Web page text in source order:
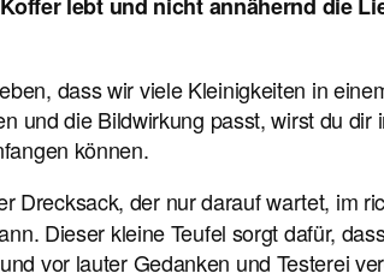
dass wir viele Kleinigkeiten in
und die Bildwirkung passt, wirst du dir
können.
Drecksack, der nur darauf wartet, im
Dieser kleine Teufel sorgt dafür,
vor lauter Gedanken und Testerei